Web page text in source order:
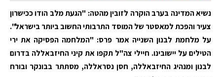
נשיא המדינה בערב הוקרה לזובין מהטה: "הגעת מלב הודו ככישרון
צעיר והפכת למאסטר של המוסד התרבותי החשוב ביותר בישראל".
על מלחמת לבנון השנייה אמר פרס: "המלחמה הפסיקה את ירי
הטילים על יישובינו. חיילי צה"ל תקפו את קיני החיזבאללה בדרום
לבנון ומנהיג החיזבאללה, חסן נסראללה, מסתתר בבונקר ובורח